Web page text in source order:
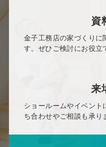
資
金子工務店の家づくりに
す。ぜひご検討にお役立
来
ショールームやイベン
ち合わせやご相談も承り